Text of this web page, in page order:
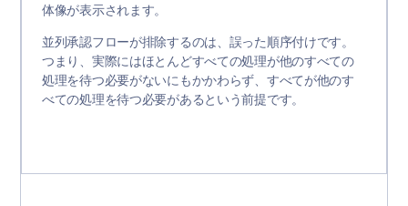
体像が表示されます。
並列承認フローが排除するのは、誤った順序付けです。
つまり、実際にはほとんどすべての処理が他のすべての
処理を待つ必要がないにもかかわらず、すべてが他のす
べての処理を待つ必要があるという前提です。